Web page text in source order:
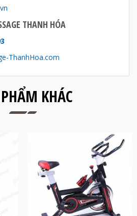
THANH HÓA
ThanhHoa.com
KHÁC